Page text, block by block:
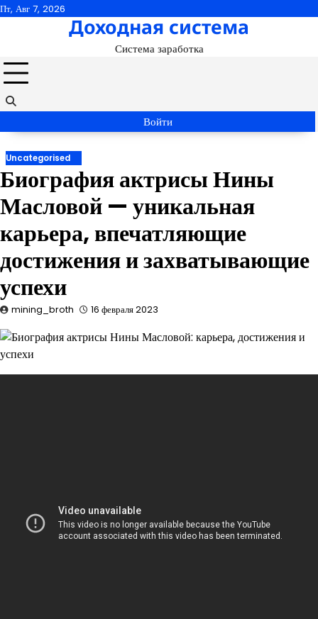
Перейти
Пт, Авг 7, 2026
Доходная система
Система заработка
Войти
Uncategorised
Биография актрисы Нины
Масловой — уникальная
карьера, впечатляющие
достижения и захватывающие
успехи
mining_broth 16 февраля 2023